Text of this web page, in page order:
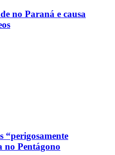
no Paraná e causa
“perigosamente
no Pentágono